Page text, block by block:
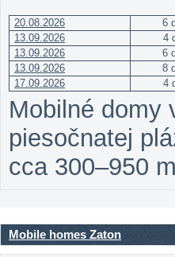
20.08.2026 6
13.09.2026
4
13.09.2026
6
13.09.2026
8
17.09.2026
4
Mobilné domy
piesočnatej
cca 300–950
Mobile homes Zaton